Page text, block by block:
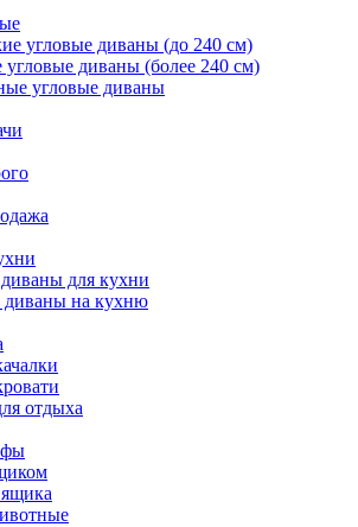
угловые диваны (до 240 см)
диваны (более 240 см)
угловые диваны
для кухни
диваны на кухню
отдыха